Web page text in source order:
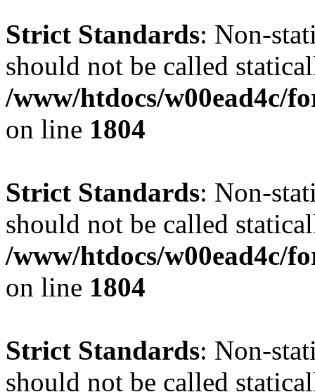
Strict Standards: Non-
should not be called
/www/htdocs/w00ead4c/
on line 1804
Strict Standards: Non-
should not be called
/www/htdocs/w00ead4c/
on line 1804
Strict Standards: Non-
should not be called